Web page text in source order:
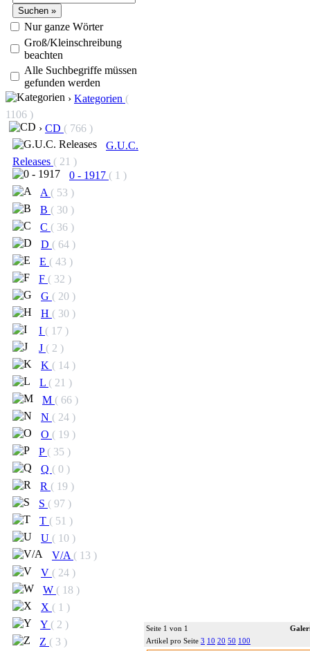
Nur ganze Wörter
Groß/Kleinschreibung
beachten
Alle Suchbegriffe müssen
gefunden werden
› Kategorien (
1106 )
› CD ( 766 )
G.U.C.
Releases ( 21 )
0 - 1917 ( 1 )
A ( 53 )
B ( 30 )
C ( 36 )
D ( 64 )
E ( 43 )
F ( 32 )
G ( 20 )
H ( 30 )
I ( 17 )
J ( 2 )
K ( 14 )
L ( 21 )
M ( 66 )
N ( 24 )
O ( 19 )
P ( 35 )
Q ( 0 )
R ( 19 )
S ( 97 )
T ( 51 )
U ( 10 )
V/A ( 13 )
V ( 24 )
W ( 18 )
X ( 1 )
Y ( 2 )
Z ( 3 )
Seite 1 von 1
Artikel pro Seite 3 10 20 50 100